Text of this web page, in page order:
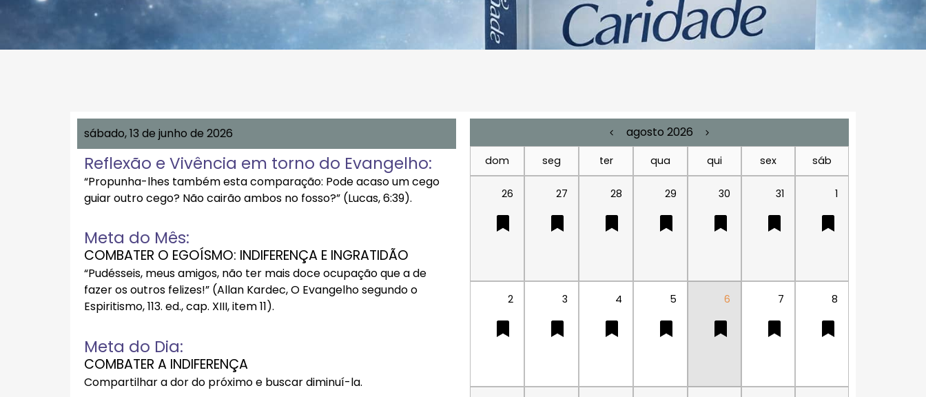
sábado, 13 de junho de 2026
Reflexão e Vivência em torno do Evangelho:
“Propunha-lhes também esta comparação: Pode acaso um cego
guiar outro cego? Não cairão ambos no fosso?” (Lucas, 6:39).
Meta do Mês:
COMBATER O EGOÍSMO: INDIFERENÇA E INGRATIDÃO
“Pudésseis, meus amigos, não ter mais doce ocupação que a de
fazer os outros felizes!” (Allan Kardec, O Evangelho segundo o
Espiritismo, 113. ed., cap. XIII, item 11).
Meta do Dia:
COMBATER A INDIFERENÇA
Compartilhar a dor do próximo e buscar diminuí-la.
agosto 2026
dom seg ter qua qui sex sáb
26 27 28 29 30 31 1
2 3 4 5 6 7 8